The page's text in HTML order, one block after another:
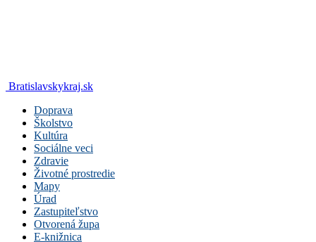
Bratislavskykraj.sk
Doprava
Školstvo
Kultúra
Sociálne veci
Zdravie
Životné prostredie
Mapy
Úrad
Zastupiteľstvo
Otvorená župa
E-knižnica